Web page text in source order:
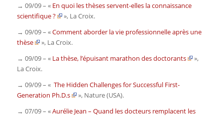
→ 09/09 – « En quoi les thèses servent-elles la connaissance
scientifique ?
», La Croix.
→ 09/09 – «Comment aborder la vie professionnelle après une
thèse
», La Croix.
→ 09/09 – « La thèse, l’épuisant marathon des doctorants
»,
La Croix.
→ 09/09 – « The Hidden Challenges for Successful First-
Generation Ph.D.s
», Nature (USA).
→ 07/09 – «Aurélie Jean – Quand les docteurs remplacent les